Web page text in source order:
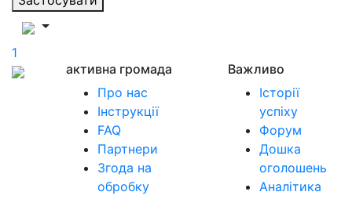
1
активна громада
Про нас
Інструкції
FAQ
Партнери
Згода на
обробку
Важливо
Історії
успіху
Форум
Дошка
оголошень
Аналітика